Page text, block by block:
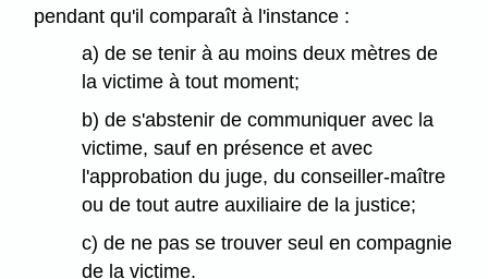
pendant qu'il comparaît à l'instance :
a) de se tenir à au moins deux mètres de
la victime à tout moment;
b) de s'abstenir de communiquer avec la
victime, sauf en présence et avec
l'approbation du juge, du conseiller-maître
ou de tout autre auxiliaire de la justice;
c) de ne pas se trouver seul en compagnie
de la victime.